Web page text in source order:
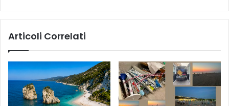
Articoli Correlati